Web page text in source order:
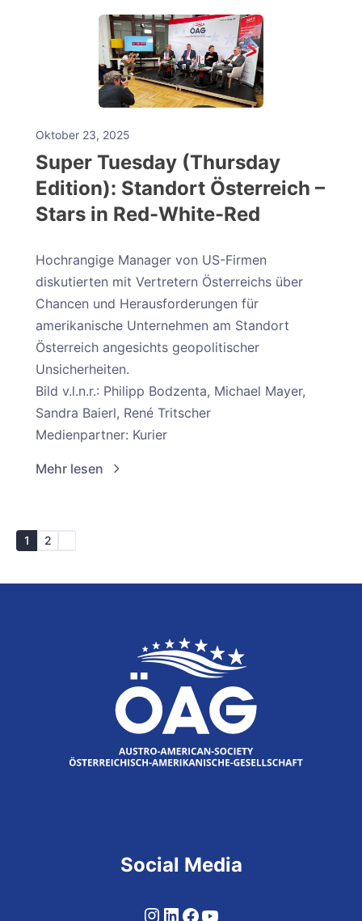
Oktober 23, 2025
Super Tuesday (Thursday
Edition): Standort Österreich –
Stars in Red-White-Red
Hochrangige Manager von US-Firmen
diskutierten mit Vertretern Österreichs über
Chancen und Herausforderungen für
amerikanische Unternehmen am Standort
Österreich angesichts geopolitischer
Unsicherheiten.
Bild v.l.n.r.: Philipp Bodzenta, Michael Mayer,
Sandra Baierl, René Tritscher
Medienpartner: Kurier
Mehr lesen
der
1 2
Next
Social Media